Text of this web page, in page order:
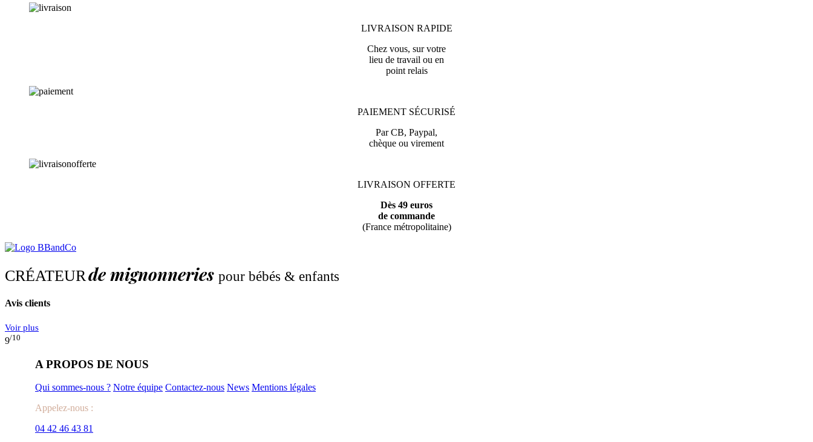
LIVRAISON RAPIDE
Chez vous, sur votre
lieu de travail ou en
point relais
PAIEMENT SÉCURISÉ
Par CB, Paypal,
chèque ou virement
LIVRAISON OFFERTE
Dès 49 euros
de commande
(France métropolitaine)
CRÉATEURde mignonneries pour bébés & enfants
Avis clients
Voir plus
9/10
A PROPOS DE NOUS
Qui sommes-nous ? Notre équipe Contactez-nous News Mentions légales
Appelez-nous :
04 42 46 43 81